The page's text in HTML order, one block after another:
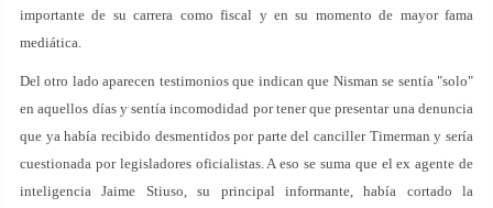
importante de su carrera como fiscal y en su momento de mayor fama
mediática.
Del otro lado aparecen testimonios que indican que Nisman se sentía "solo"
en aquellos días y sentía incomodidad por tener que presentar una denuncia
que ya había recibido desmentidos por parte del canciller Timerman y sería
cuestionada por legisladores oficialistas. A eso se suma que el ex agente de
inteligencia Jaime Stiuso, su principal informante, había cortado la